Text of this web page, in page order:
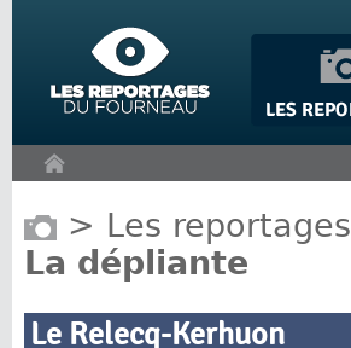
> Les reportages
La dépliante
Le Relecq-Kerhuon